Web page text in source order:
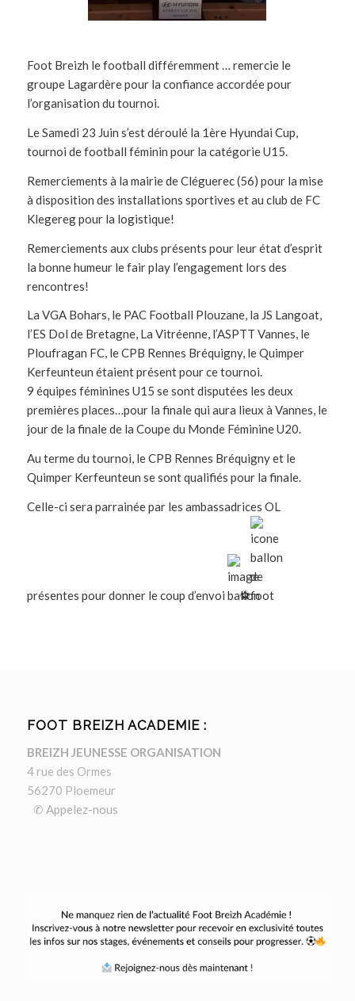
Foot Breizh le football différemment … remercie le
groupe Lagardère pour la confiance accordée pour
l’organisation du tournoi.
Le Samedi 23 Juin s’est déroulé la 1ère Hyundai Cup,
tournoi de football féminin pour la catégorie U15.
Remerciements à la mairie de Cléguerec (56) pour la mise
à disposition des installations sportives et au club de FC
Klegereg pour la logistique!
Remerciements aux clubs présents pour leur état d’esprit
la bonne humeur le fair play l’engagement lors des
rencontres!
La VGA Bohars, le PAC Football Plouzane, la JS Langoat,
l’ES Dol de Bretagne, La Vitréenne, l’ASPTT Vannes, le
Ploufragan FC, le CPB Rennes Bréquigny, le Quimper
Kerfeunteun étaient présent pour ce tournoi.
9 équipes féminines U15 se sont disputées les deux
premières places…pour la finale qui aura lieux à Vannes, le
jour de la finale de la Coupe du Monde Féminine U20.
Au terme du tournoi, le CPB Rennes Bréquigny et le
Quimper Kerfeunteun se sont qualifiés pour la finale.
Celle-ci sera parrainée par les ambassadrices OL
présentes pour donner le coup d’envoi ⚽
FOOT BREIZH ACADEMIE :
BREIZH JEUNESSE ORGANISATION
4 rue des Ormes
56270 Ploemeur
✆ Appelez-nous